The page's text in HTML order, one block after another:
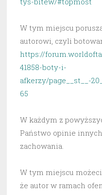
W tym miejscu
autorowi, czyli
https://
41858-boty-i-
afkerzy/page__st__-
65
W każdym z
Państwo opinie
zachowania.
W tym miejscu
że autor w ramach